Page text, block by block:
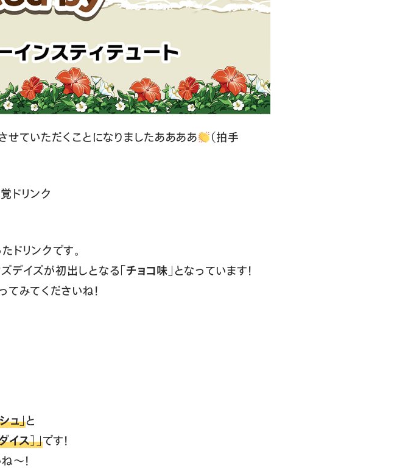
せていただくことになりましたああああ
（拍手
ドリンク
ドリンクです。
デイズが初出しとなる 「チョコ味」となっています！
みてくださいね！
ュ」と
イス］」です！
〜！